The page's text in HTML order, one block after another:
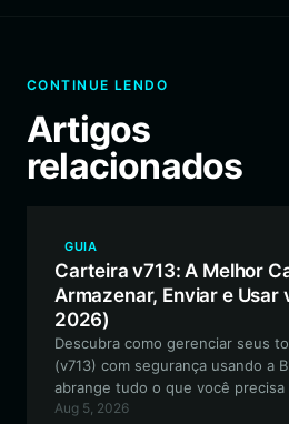
CONTINUE LENDO
Artigos
relacionados
GUIA
Carteira v713: A Melhor
Armazenar, Enviar e Usar
2026)
Descubra como gerenciar seus
(v713) com segurança usando a
abrange tudo o que você
navegar no ecossistema Solana,
Aug 5, 2026